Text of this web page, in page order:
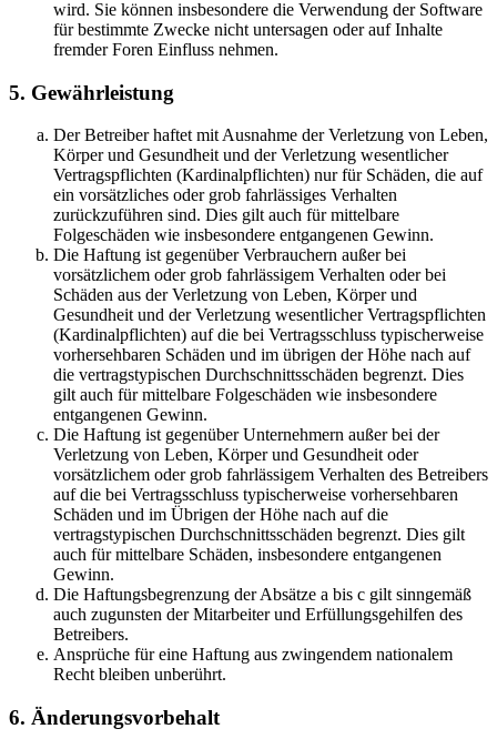
wird. Sie können insbesondere die Verwendung der Software
für bestimmte Zwecke nicht untersagen oder auf Inhalte
fremder Foren Einfluss nehmen.
5. Gewährleistung
Der Betreiber haftet mit Ausnahme der Verletzung von Leben,
Körper und Gesundheit und der Verletzung wesentlicher
Vertragspflichten (Kardinalpflichten) nur für Schäden, die auf
ein vorsätzliches oder grob fahrlässiges Verhalten
zurückzuführen sind. Dies gilt auch für mittelbare
Folgeschäden wie insbesondere entgangenen Gewinn.
Die Haftung ist gegenüber Verbrauchern außer bei
vorsätzlichem oder grob fahrlässigem Verhalten oder bei
Schäden aus der Verletzung von Leben, Körper und
Gesundheit und der Verletzung wesentlicher Vertragspflichten
(Kardinalpflichten) auf die bei Vertragsschluss typischerweise
vorhersehbaren Schäden und im übrigen der Höhe nach auf
die vertragstypischen Durchschnittsschäden begrenzt. Dies
gilt auch für mittelbare Folgeschäden wie insbesondere
entgangenen Gewinn.
Die Haftung ist gegenüber Unternehmern außer bei der
Verletzung von Leben, Körper und Gesundheit oder
vorsätzlichem oder grob fahrlässigem Verhalten des Betreibers
auf die bei Vertragsschluss typischerweise vorhersehbaren
Schäden und im Übrigen der Höhe nach auf die
vertragstypischen Durchschnittsschäden begrenzt. Dies gilt
auch für mittelbare Schäden, insbesondere entgangenen
Gewinn.
Die Haftungsbegrenzung der Absätze a bis c gilt sinngemäß
auch zugunsten der Mitarbeiter und Erfüllungsgehilfen des
Betreibers.
Ansprüche für eine Haftung aus zwingendem nationalem
Recht bleiben unberührt.
6. Änderungsvorbehalt